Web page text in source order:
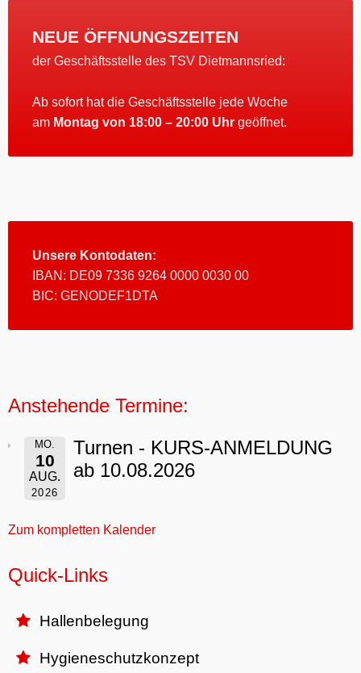
NEUE ÖFFNUNGSZEITEN
der Geschäftsstelle des TSV Dietmannsried:
Ab sofort hat die Geschäftsstelle jede Woche
am Montag von 18:00 – 20:00 Uhr geöffnet.
Unsere Kontodaten:
IBAN: DE09 7336 9264 0000 0030 00
BIC: GENODEF1DTA
Anstehende Termine:
MO.
10
AUG.
2026
Turnen - KURS-ANMELDUNG
ab 10.08.2026
Zum kompletten Kalender
Quick-Links
 Hallenbelegung
 Hygieneschutzkonzept